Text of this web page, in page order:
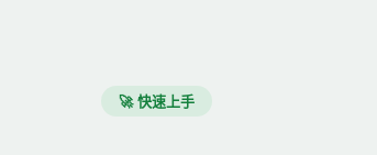
🚀 快速上手